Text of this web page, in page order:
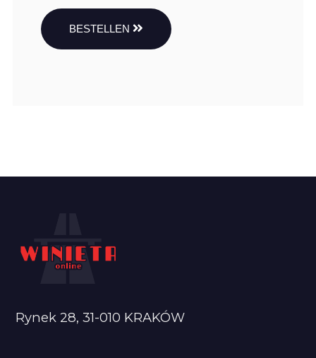
BESTELLEN
Rynek 28, 31-010 KRAKÓW